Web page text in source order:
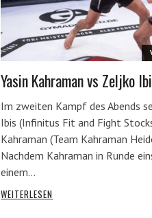
Yasin Kahraman vs Zeljko
Im zweiten Kampf des Abends
Ibis (Infinitus Fit and Fight
Kahraman (Team Kahraman
Nachdem Kahraman in Runde
einem…
WEITERLESEN